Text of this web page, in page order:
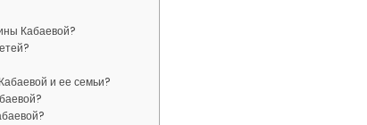
Кабаевой?
и ее семьи?